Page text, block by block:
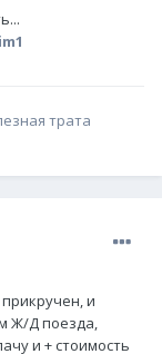
трата
и
Ж/Д поезда,
и + стоимость